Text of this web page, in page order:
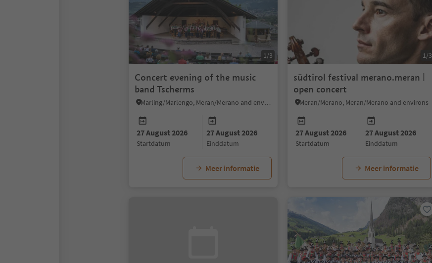
1/3
Concert evening of the music
band Tscherms
Marling/Marlengo, Meran/Merano and environs
27 August 2026
startdatum
27 August 2026
einddatum
Meer informatie
1/3
südtirol festival merano.meran |
open concert
Meran/Merano, Meran/Merano and environs
27 August 2026
startdatum
27 August 2026
einddatum
Meer informatie